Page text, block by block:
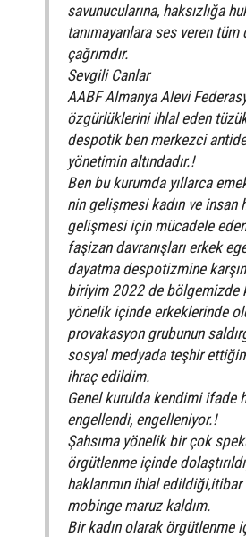
savunucularına, haksızlığa
tanımayanlara ses veren tüm
çağrımdır.
Sevgili Canlar
AABF Almanya Alevi
özgürlüklerini ihlal eden
despotik ben merkezci
yönetimin altındadır.!
Ben bu kurumda yıllarca
nin gelişmesi kadın ve insan
gelişmesi için mücadele
faşizan davranışları erkek
dayatma despotizmine
biriyim 2022 de bölgemizde
yönelik içinde erkeklerinde
provakasyon grubunun
sosyal medyada teşhir
ihraç edildim.
Genel kurulda kendimi ifade
engellendi, engelleniyor.!
Şahsıma yönelik bir çok
örgütlenme içinde
haklarımın ihlal
mobinge maruz kaldım.
Bir kadın olarak örgütlenme